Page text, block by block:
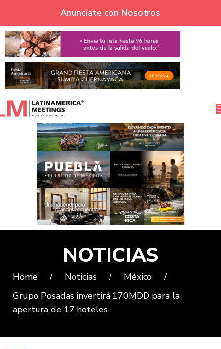
Skip to navigation
Skip to main content
Anunciate con Nosotros
NOTICIAS
Home / Noticias / México
/
Grupo Posadas invertirá 170MDD para la
apertura de 17 hoteles